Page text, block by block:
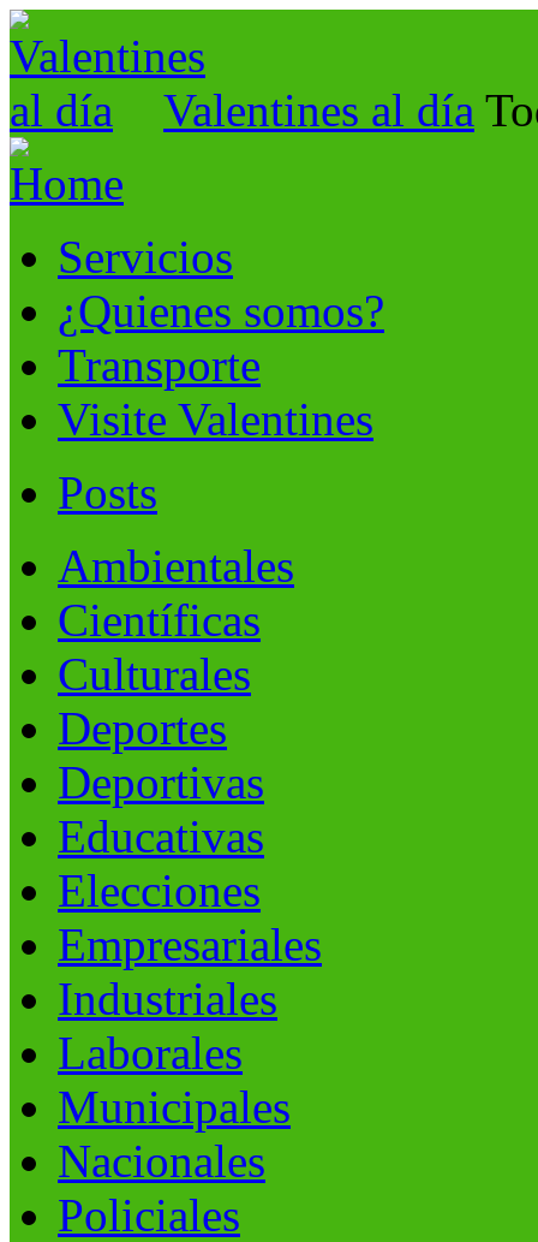
Valentines al día
Servicios
¿Quienes somos?
Transporte
Visite Valentines
Posts
Ambientales
Científicas
Culturales
Deportes
Deportivas
Educativas
Elecciones
Empresariales
Industriales
Laborales
Municipales
Nacionales
Policiales